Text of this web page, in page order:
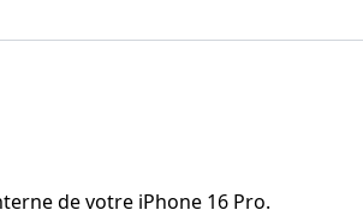
de votre iPhone 16 Pro.